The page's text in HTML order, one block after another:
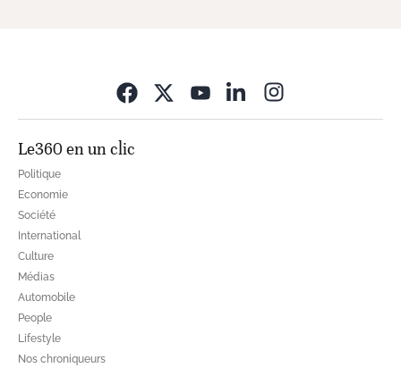
Le360 en un clic
Politique
Economie
Société
International
Culture
Médias
Automobile
People
Lifestyle
Nos chroniqueurs